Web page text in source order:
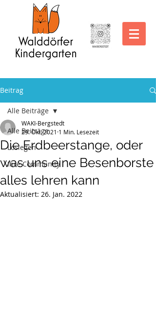
Beitrag
Alle Beiträge
Loslegen
Ihre Community
Alle Beiträge
Die Erdbeerstange, oder
was uns eine Besenborste
alles lehren kann
WAKI-Bergstedt
29. Okt. 2021 1 Min. Lesezeit
Aktualisiert: 26. Jan. 2022